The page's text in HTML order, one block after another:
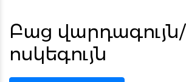
Բաց վարդագույն/
ոսկեգույն